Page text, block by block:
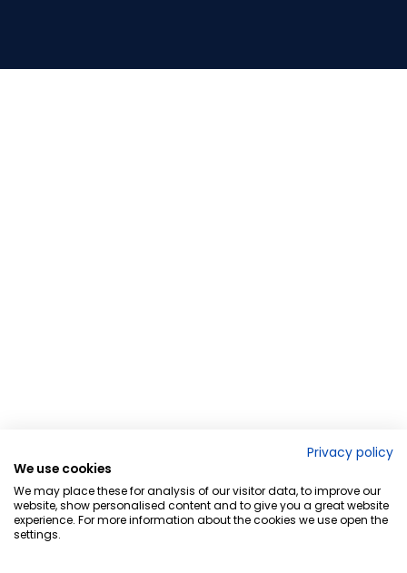
Privacy policy
We use cookies
We may place these for analysis of our visitor data, to improve our
website, show personalised content and to give you a great website
experience. For more information about the cookies we use open the
settings.